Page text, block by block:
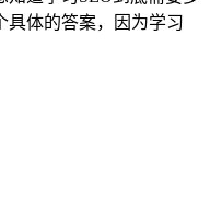
具体的答案，因为学习